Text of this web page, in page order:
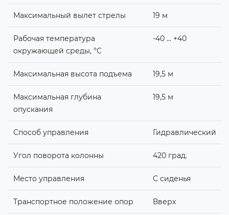
Максимальный вылет стрелы 19 м
Рабочая температура
окружающей среды, °C
-40 ... +40
Максимальная высота подъема 19,5 м
Максимальная глубина
опускания
19,5 м
Способ управления Гидравлический
Угол поворота колонны 420 град.
Место управления С сиденья
Транспортное положение опор Вверх